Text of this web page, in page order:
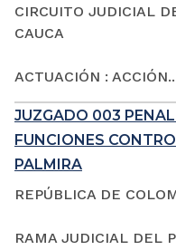
CIRCUITO JUDICIAL
CAUCA
ACTUACIÓN :
JUZGADO 003
FUNCIONES
PALMIRA
REPÚBLICA DE
RAMA JUDICIAL DEL